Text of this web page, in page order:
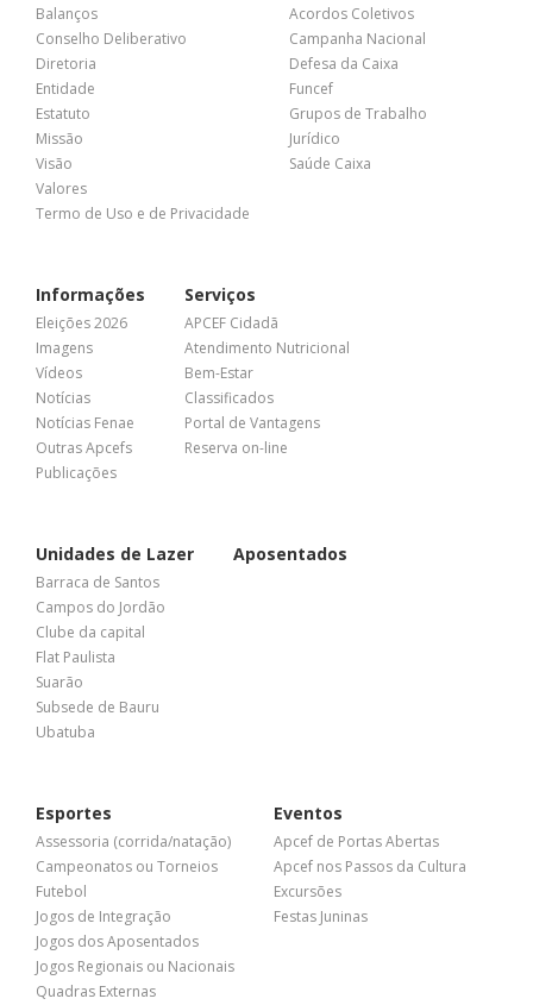
Balanços
Conselho Deliberativo
Diretoria
Entidade
Estatuto
Missão
Visão
Valores
Termo de Uso e de Privacidade
Acordos Coletivos
Campanha Nacional
Defesa da Caixa
Funcef
Grupos de Trabalho
Jurídico
Saúde Caixa
Informações
Eleições 2026
Imagens
Vídeos
Notícias
Notícias Fenae
Outras Apcefs
Publicações
Serviços
APCEF Cidadã
Atendimento Nutricional
Bem-Estar
Classificados
Portal de Vantagens
Reserva on-line
Unidades de Lazer
Barraca de Santos
Campos do Jordão
Clube da capital
Flat Paulista
Suarão
Subsede de Bauru
Ubatuba
Aposentados
Esportes
Assessoria (corrida/natação)
Campeonatos ou Torneios
Futebol
Jogos de Integração
Jogos dos Aposentados
Jogos Regionais ou Nacionais
Quadras Externas
Eventos
Apcef de Portas Abertas
Apcef nos Passos da Cultura
Excursões
Festas Juninas